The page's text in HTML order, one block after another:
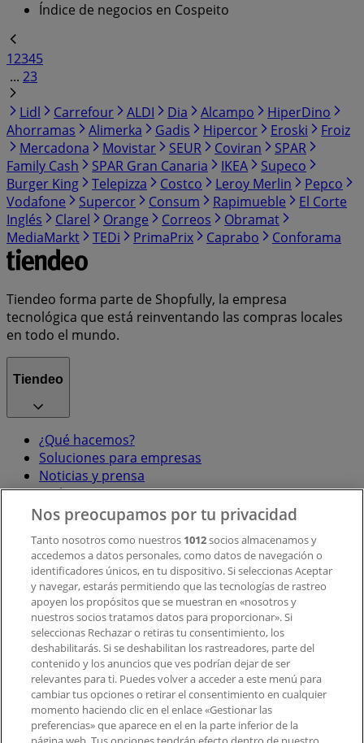
Índice de negocios en Cospeito
12345
... 23
Lidl
Carrefour ALDI Dia Alcampo
HiperDino
Ahorramas
Alimerka Gadis Hipercor Eroski
Froiz
Mercadona
Movistar SEUR Coviran
SPAR
Family Cash
SPAR Gran Canaria IKEA
Supeco
Burger King
Telepizza Costco Leroy Merlin
Pepco
Vodafone
Supercor Consum Rapimueble
El Corte
Inglés
Clarel Orange Correos
Obramat
MediaMarkt
TEDi PrimaPrix Caprabo Conforama
Tiendeo forma parte de Shopfully, la empresa
tecnológica que está reinventando las compras locales
en todo el mundo.
Tiendeo
¿Qué hacemos?
Soluciones para empresas
Noticias y prensa
Trabaja con nosotros
Contacto
Contacto comercial y de marketing
Tienda mal colocada en el mapa
Notificar un folleto
¿Encontraste un problema en la web o en la
aplicación?
Índices
Nos preocupamos por tu privacidad
Tanto nosotros como nuestros 1012socios almacenamos y
accedemos a datos personales, como datos de navegación o
identificadores únicos, en tu dispositivo. Si seleccionas Aceptar
y navegar, estarás permitiendo que las tecnologías de rastreo
apoyen los propósitos que se muestran en «nosotros y
nuestros socios tratamos datos para proporcionar». Si
seleccionas Rechazar o retiras tu consentimiento, los
deshabilitarás. Si se deshabilitan los rastreadores, parte del
contenido y los anuncios que ves podrían dejar de ser
relevantes para ti. Puedes volver a acceder a este menú para
cambiar tus opciones o retirar el consentimiento en cualquier
momento haciendo clic en el enlace «Gestionar las
preferencias» que aparece en el en la parte inferior de la